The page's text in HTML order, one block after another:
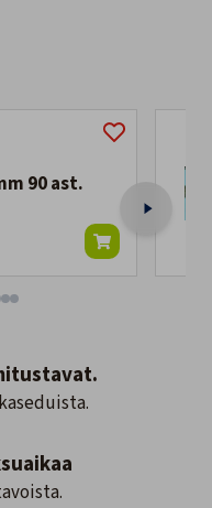
90 ast.